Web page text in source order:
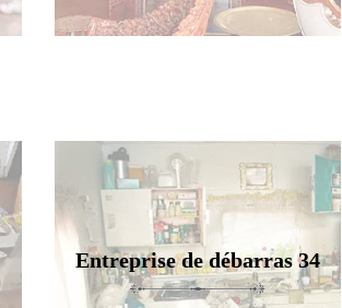
Entreprise de débarras 34